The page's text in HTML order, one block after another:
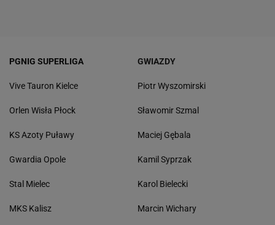
PGNIG SUPERLIGA
Vive Tauron Kielce
Orlen Wisła Płock
KS Azoty Puławy
Gwardia Opole
Stal Mielec
MKS Kalisz
GWIAZDY
Piotr Wyszomirski
Sławomir Szmal
Maciej Gębala
Kamil Syprzak
Karol Bielecki
Marcin Wichary